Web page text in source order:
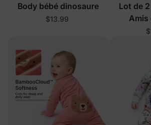
Body bébé dinosaure
$13.99
Lot de
Amis